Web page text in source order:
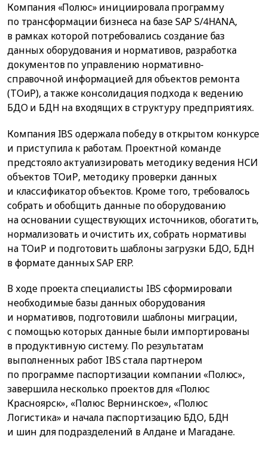
Компания «Полюс» инициировала программу
по трансформации бизнеса на базе SAP S/4HANA,
в рамках которой потребовались создание баз
данных оборудования и нормативов, разработка
документов по управлению нормативно-
справочной информацией для объектов ремонта
(ТОиР), а также консолидация подхода к ведению
БДО и БДН на входящих в структуру предприятиях.
Компания IBS одержала победу в открытом конкурсе
и приступила к работам. Проектной команде
предстояло актуализировать методику ведения НСИ
объектов ТОиР, методику проверки данных
и классификатор объектов. Кроме того, требовалось
собрать и обобщить данные по оборудованию
на основании существующих источников, обогатить,
нормализовать и очистить их, собрать нормативы
на ТОиР и подготовить шаблоны загрузки БДО, БДН
в формате данных SAP ERP.
В ходе проекта специалисты IBS сформировали
необходимые базы данных оборудования
и нормативов, подготовили шаблоны миграции,
с помощью которых данные были импортированы
в продуктивную систему. По результатам
выполненных работ IBS стала партнером
по программе паспортизации компании «Полюс»,
завершила несколько проектов для «Полюс
Красноярск», «Полюс Вернинское», «Полюс
Логистика» и начала паспортизацию БДО, БДН
и шин для подразделений в Алдане и Магадане.